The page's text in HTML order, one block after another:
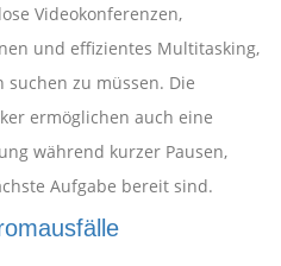
Videokonferenzen,
und effizientes Multitasking,
suchen zu müssen. Die
ermöglichen auch eine
während kurzer Pausen,
Aufgabe bereit sind.